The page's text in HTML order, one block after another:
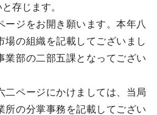
存じます。
ジをお開き願います。本年八
場の組織を記載してございまし
業部の二部五課となってござい
ページにかけましては、当局
所の分掌事務を記載してござい